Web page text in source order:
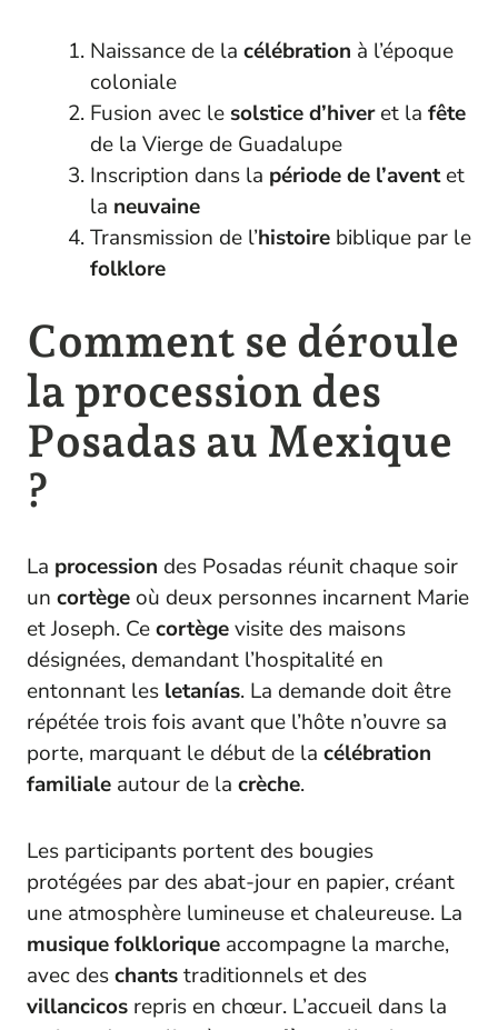
Naissance de la célébration à l’époque
coloniale
Fusion avec le solstice d’hiveret la fête
de la Vierge de Guadalupe
Inscription dans la période de l’aventet
la neuvaine
Transmission de l’histoire biblique par le
folklore
Comment se déroule
la procession des
Posadas au Mexique
?
La procession des Posadas réunit chaque soir
un cortège où deux personnes incarnent Marie
et Joseph. Cecortègevisite des maisons
désignées, demandant l’hospitalité en
entonnant les letanías. La demande doit être
répétée trois fois avant que l’hôte n’ouvre sa
porte, marquant le début de la célébration
familiale autour de la crèche.
Les participants portent des bougies
protégées par des abat-jour en papier, créant
une atmosphère lumineuse et chaleureuse. La
musique folklorique accompagne la marche,
avec deschantstraditionnels et des
villancicos repris en chœur. L’accueil dans la